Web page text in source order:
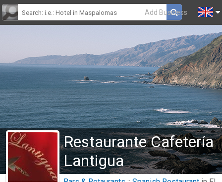
Add Business
Restaurante Cafetería
Lantigua